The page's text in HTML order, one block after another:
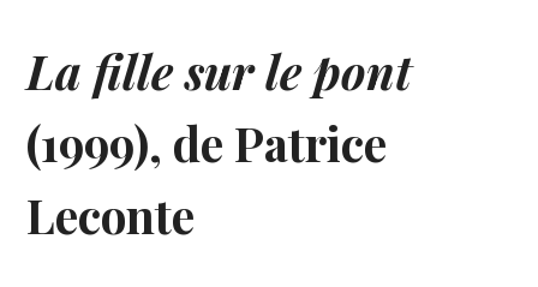
La fille sur le pont
(1999), de Patrice
Leconte